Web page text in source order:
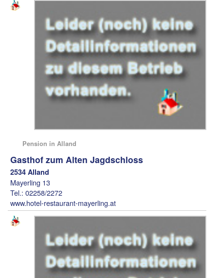
Pension in Alland
Gasthof zum Alten Jagdschloss
2534 Alland
Mayerling 13
Tel.: 02258/2272
www.hotel-restaurant-mayerling.at